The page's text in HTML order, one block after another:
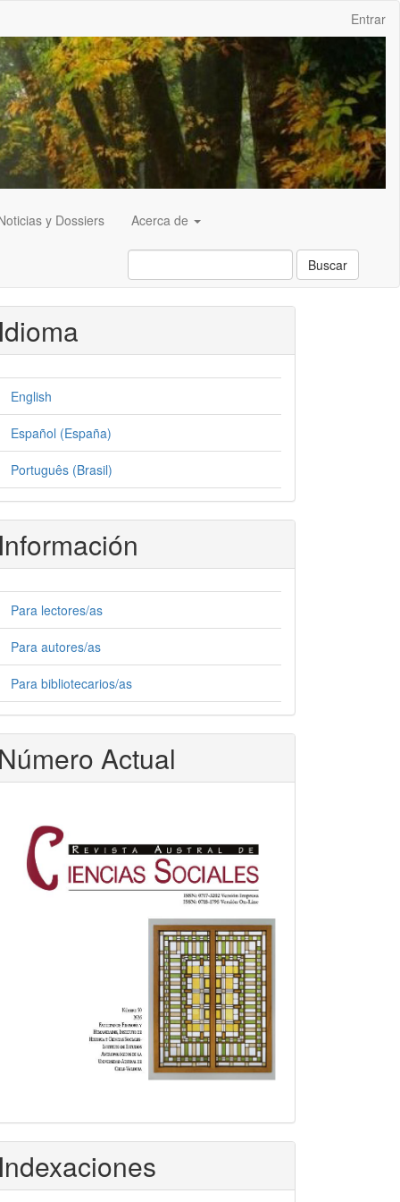
Entrar
y Dossiers Acerca de
Buscar
English
Español (España)
Português (Brasil)
Para lectores/as
Para autores/as
Para bibliotecarios/as
Actual